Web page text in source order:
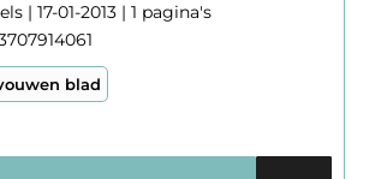
| 17-01-2013 | 1 pagina's
blad